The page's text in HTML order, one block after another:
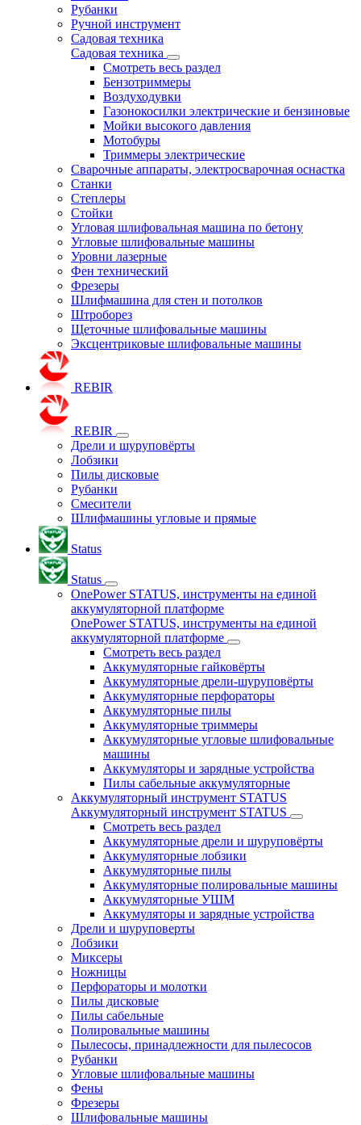
Рубанки
Ручной инструмент
Садовая техника
Садовая техника
Смотреть весь раздел
Бензотриммеры
Воздуходувки
Газонокосилки электрические и бензиновые
Мойки высокого давления
Мотобуры
Триммеры электрические
Сварочные аппараты, электросварочная оснастка
Станки
Степлеры
Стойки
Угловая шлифовальная машина по бетону
Угловые шлифовальные машины
Уровни лазерные
Фен технический
Фрезеры
Шлифмашина для стен и потолков
Штроборез
Щеточные шлифовальные машины
Эксцентриковые шлифовальные машины
REBIR
REBIR
Дрели и шуруповёрты
Лобзики
Пилы дисковые
Рубанки
Смесители
Шлифмашины угловые и прямые
Status
Status
OnePower STATUS, инструменты на единой
аккумуляторной платформе
OnePower STATUS, инструменты на единой
аккумуляторной платформе
Смотреть весь раздел
Аккумуляторные гайковёрты
Аккумуляторные дрели-шуруповёрты
Аккумуляторные перфораторы
Аккумуляторные пилы
Аккумуляторные триммеры
Аккумуляторные угловые шлифовальные
машины
Аккумуляторы и зарядные устройства
Пилы сабельные аккумуляторные
Аккумуляторный инструмент STATUS
Аккумуляторный инструмент STATUS
Смотреть весь раздел
Аккумуляторные дрели и шуруповёрты
Аккумуляторные лобзики
Аккумуляторные пилы
Аккумуляторные полировальные машины
Аккумуляторные УШМ
Аккумуляторы и зарядные устройства
Дрели и шуруповерты
Лобзики
Миксеры
Ножницы
Перфораторы и молотки
Пилы дисковые
Пилы сабельные
Полировальные машины
Пылесосы, принадлежности для пылесосов
Рубанки
Угловые шлифовальные машины
Фены
Фрезеры
Шлифовальные машины